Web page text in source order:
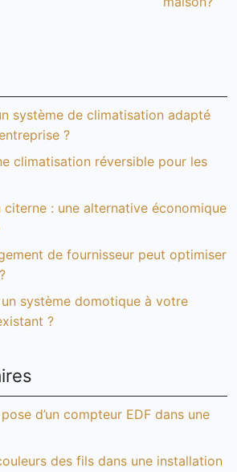
système de climatisation adapté
?
climatisation réversible pour les
citerne : une alternative économique
de fournisseur peut optimiser
système domotique à votre
?
d’un compteur EDF dans une
des fils dans une installation